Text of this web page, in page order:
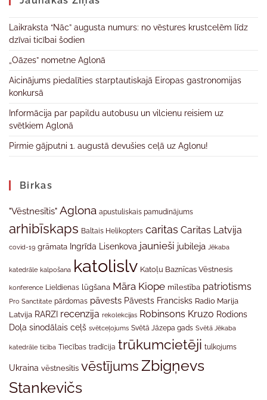
Laikraksta “Nāc” augusta numurs: no vēstures krustcelēm līdz
dzīvai ticībai šodien
„Oāzes” nometne Aglonā
Aicinājums piedalīties starptautiskajā Eiropas gastronomijas
konkursā
Informācija par papildu autobusu un vilcienu reisiem uz
svētkiem Aglonā
Pirmie gājputni 1. augustā devušies ceļā uz Aglonu!
Birkas
"Vēstnesītis" Aglona apustuliskais pamudinājums
arhibīskaps Baltais Helikopters caritas Caritas Latvija
covid-19 grāmata Ingrīda Lisenkova jaunieši jubileja Jēkaba
katedrāle kalpošana katolislv Katoļu Baznīcas Vēstnesis
konference Lieldienas lūgšana Māra Kiope mīlestība patriotisms
Pro Sanctitate pārdomas pāvests Pāvests Francisks Radio Marija
Latvija RARZI recenzija rekolekcijas Robinsons Kruzo Rodions
Doļa sinodālais ceļš svētceļojums Svētā Jāzepa gads Svētā Jēkaba
katedrāle ticība Tiecības tradīcija trūkumcietēji tulkojums
Ukraina vēstnesītis vēstījumsZbigņevs
Stankevičs